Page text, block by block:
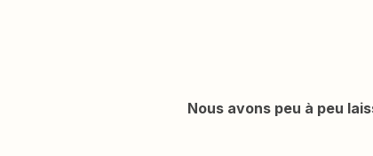
Nous avons peu à peu